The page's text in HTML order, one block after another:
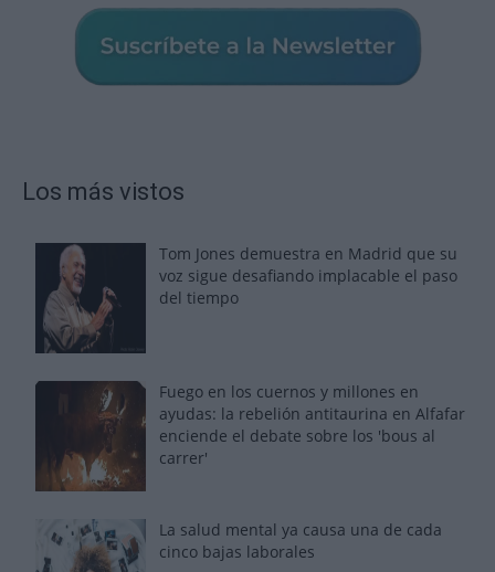
Los más vistos
Tom Jones demuestra en Madrid que su
voz sigue desafiando implacable el paso
del tiempo
Fuego en los cuernos y millones en
ayudas: la rebelión antitaurina en Alfafar
enciende el debate sobre los 'bous al
carrer'
La salud mental ya causa una de cada
cinco bajas laborales